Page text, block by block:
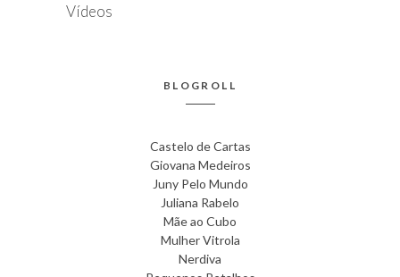
Vídeos
BLOGROLL
Castelo de Cartas
Giovana Medeiros
Juny Pelo Mundo
Juliana Rabelo
Mãe ao Cubo
Mulher Vitrola
Nerdiva